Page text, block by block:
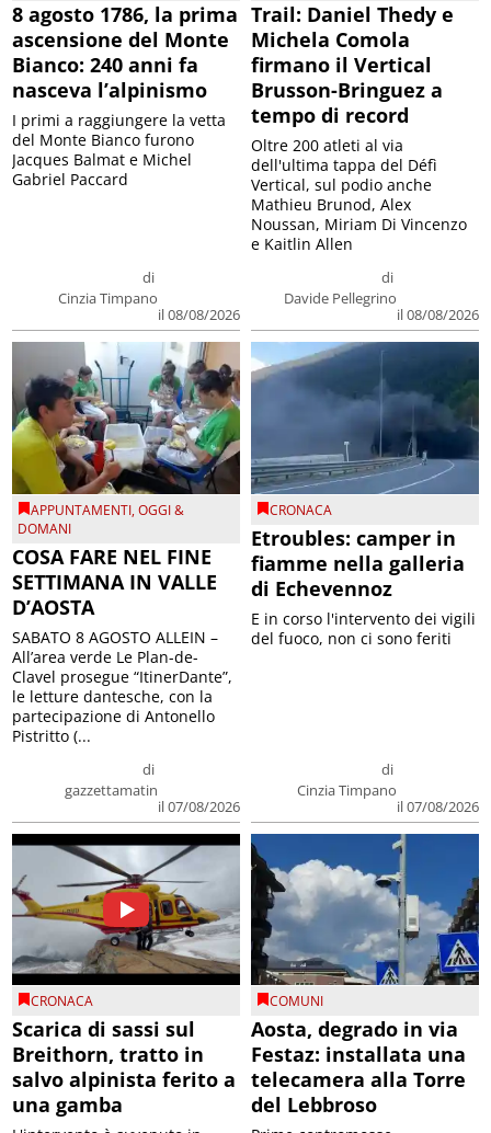
8 agosto 1786, la prima
ascensione del Monte
Bianco: 240 anni fa
nasceva l’alpinismo
di
Cinzia Timpano
il 08/08/2026
I primi a raggiungere la vetta
del Monte Bianco furono
Jacques Balmat e Michel
Gabriel Paccard
Trail: Daniel Thedy e
Michela Comola
firmano il Vertical
Brusson-Bringuez a
tempo di record
di
Davide Pellegrino
il 08/08/2026
Oltre 200 atleti al via
dell'ultima tappa del Défì
Vertical, sul podio anche
Mathieu Brunod, Alex
Noussan, Miriam Di Vincenzo
e Kaitlin Allen
APPUNTAMENTI,OGGI &
DOMANI
COSA FARE NEL FINE
SETTIMANA IN VALLE
D’AOSTA
di
gazzettamatin
il 07/08/2026
SABATO 8 AGOSTO ALLEIN –
All’area verde Le Plan-de-
Clavel prosegue “ItinerDante”,
le letture dantesche, con la
partecipazione di Antonello
Pistritto (...
CRONACA
Etroubles: camper in
fiamme nella galleria
di Echevennoz
di
Cinzia Timpano
il 07/08/2026
E in corso l'intervento dei vigili
del fuoco, non ci sono feriti
CRONACA
Scarica di sassi sul
Breithorn, tratto in
salvo alpinista ferito a
una gamba
COMUNI
Aosta, degrado in via
Festaz: installata una
telecamera alla Torre
del Lebbroso